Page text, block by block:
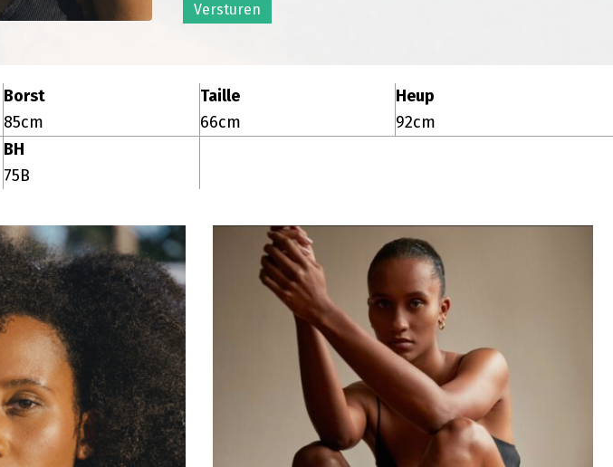
Versturen
Borst
85cm
Taille
66cm
Heup
92cm
BH
75B